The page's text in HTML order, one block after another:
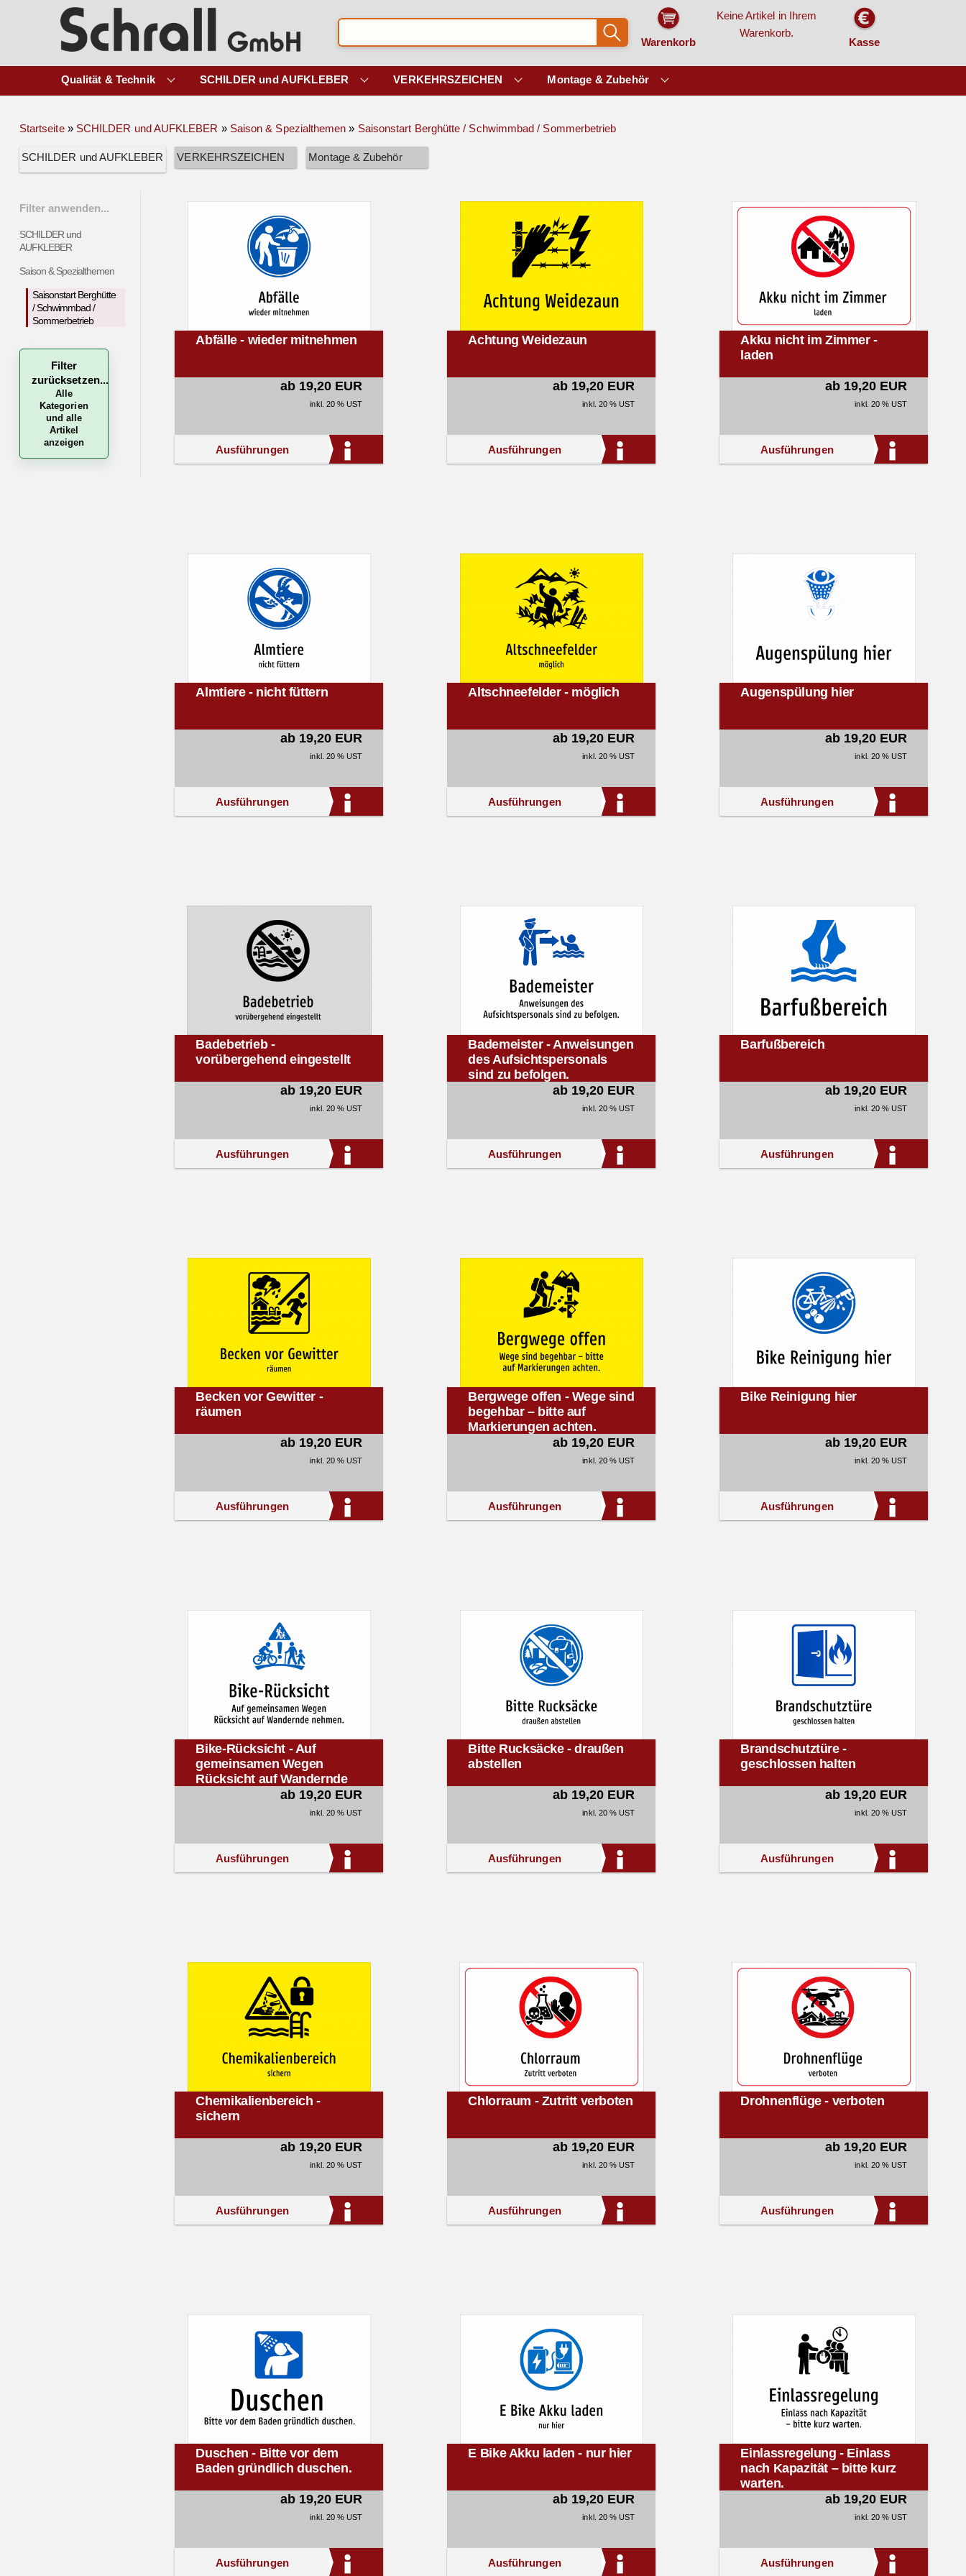
Warenkorb
Keine Artikel in Ihrem
Warenkorb.
Kasse
Qualität & Technik SCHILDER und AUFKLEBER VERKEHRSZEICHEN Montage & Zubehör
Startseite» SCHILDER und AUFKLEBER » Saison & Spezialthemen » Saisonstart Berghütte / Schwimmbad / Sommerbetrieb
SCHILDER und AUFKLEBER VERKEHRSZEICHEN Montage & Zubehör
Filter anwenden...
SCHILDER und
AUFKLEBER
Saison & Spezialthemen
Saisonstart Berghütte
/ Schwimmbad /
Sommerbetrieb
Filter
zurücksetzen...
Alle
Kategorien
und alle
Artikel
anzeigen
Abfälle - wieder mitnehmen
ab 19,20 EUR
inkl. 20 % UST
Ausführungen
Achtung Weidezaun
ab 19,20 EUR
inkl. 20 % UST
Ausführungen
Akku nicht im Zimmer -
laden
ab 19,20 EUR
inkl. 20 % UST
Ausführungen
Almtiere - nicht füttern
ab 19,20 EUR
inkl. 20 % UST
Ausführungen
Altschneefelder - möglich
ab 19,20 EUR
inkl. 20 % UST
Ausführungen
Augenspülung hier
ab 19,20 EUR
inkl. 20 % UST
Ausführungen
Badebetrieb -
vorübergehend eingestellt
ab 19,20 EUR
inkl. 20 % UST
Ausführungen
Bademeister - Anweisungen
des Aufsichtspersonals
sind zu befolgen.
ab 19,20 EUR
inkl. 20 % UST
Ausführungen
Barfußbereich
ab 19,20 EUR
inkl. 20 % UST
Ausführungen
Becken vor Gewitter -
räumen
ab 19,20 EUR
inkl. 20 % UST
Ausführungen
Bergwege offen - Wege sind
begehbar – bitte auf
Markierungen achten.
ab 19,20 EUR
inkl. 20 % UST
Ausführungen
Bike Reinigung hier
ab 19,20 EUR
inkl. 20 % UST
Ausführungen
Bike-Rücksicht - Auf
gemeinsamen Wegen
Rücksicht auf Wandernde
ab 19,20 EUR
inkl. 20 % UST
Ausführungen
Bitte Rucksäcke - draußen
abstellen
ab 19,20 EUR
inkl. 20 % UST
Ausführungen
Brandschutztüre -
geschlossen halten
ab 19,20 EUR
inkl. 20 % UST
Ausführungen
Chemikalienbereich -
sichern
ab 19,20 EUR
inkl. 20 % UST
Ausführungen
Chlorraum - Zutritt verboten
ab 19,20 EUR
inkl. 20 % UST
Ausführungen
Drohnenflüge - verboten
ab 19,20 EUR
inkl. 20 % UST
Ausführungen
Duschen - Bitte vor dem
Baden gründlich duschen.
ab 19,20 EUR
inkl. 20 % UST
Ausführungen
E Bike Akku laden - nur hier
ab 19,20 EUR
inkl. 20 % UST
Ausführungen
Einlassregelung - Einlass
nach Kapazität – bitte kurz
warten.
ab 19,20 EUR
inkl. 20 % UST
Ausführungen